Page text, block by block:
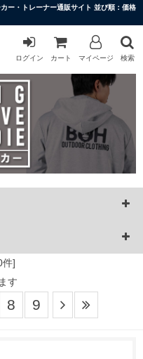
ー・トレーナー通販サイト 並び順：価格
ログイン カート マイページ 検索
件]
す
8 9